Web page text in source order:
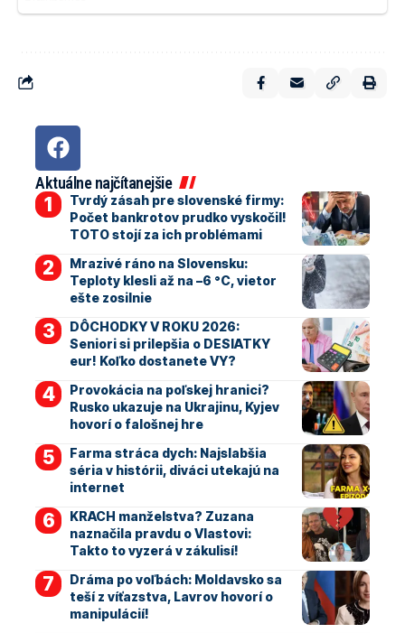
Aktuálne najčítanejšie
Tvrdý zásah pre slovenské firmy:
Počet bankrotov prudko vyskočil!
TOTO stojí za ich problémami
Mrazivé ráno na Slovensku:
Teploty klesli až na –6 °C, vietor
ešte zosilnie
DÔCHODKY V ROKU 2026:
Seniori si prilepšia o DESIATKY
eur! Koľko dostanete VY?
Provokácia na poľskej hranici?
Rusko ukazuje na Ukrajinu, Kyjev
hovorí o falošnej hre
Farma stráca dych: Najslabšia
séria v histórii, diváci utekajú na
internet
KRACH manželstva? Zuzana
naznačila pravdu o Vlastovi:
Takto to vyzerá v zákulisí!
Dráma po voľbách: Moldavsko sa
teší z víťazstva, Lavrov hovorí o
manipulácií!